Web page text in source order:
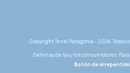
Copyright Tenki Patagonia - 2026. Todos
Defensa de las y los consumidores.
Botón de